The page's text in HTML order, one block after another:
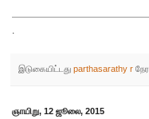
.
இடுகையிட்டது parthasarathy r
ஞாயிறு, 12 ஜூலை, 2015